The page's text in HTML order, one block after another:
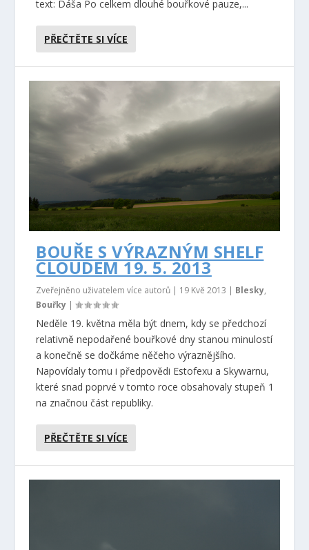
text: Dáša Po celkem dlouhé bouřkové pauze,...
PŘEČTĚTE SI VÍCE
BOUŘE S VÝRAZNÝM SHELF
CLOUDEM 19. 5. 2013
Zveřejněno uživatelem více autorů | 19 Kvě 2013 | Blesky,
Bouřky |
Neděle 19. května měla být dnem, kdy se předchozí
relativně nepodařené bouřkové dny stanou minulostí
a konečně se dočkáme něčeho výraznějšího.
Napovídaly tomu i předpovědi Estofexu a Skywarnu,
které snad poprvé v tomto roce obsahovaly stupeň 1
na značnou část republiky.
PŘEČTĚTE SI VÍCE